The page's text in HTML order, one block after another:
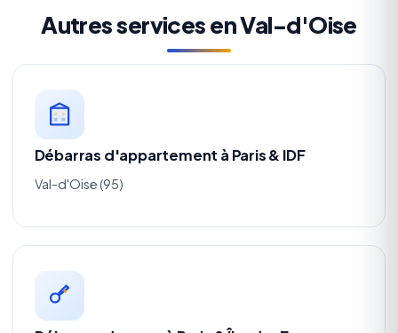
Autres services en Val-d'Oise
Débarras d'appartement à Paris & IDF
Val-d'Oise (95)